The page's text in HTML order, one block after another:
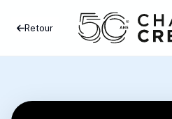
Retour